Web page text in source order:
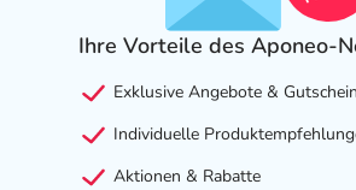
Ihre Vorteile des Aponeo-
Exklusive Angebote &
Individuelle
Aktionen & Rabatte